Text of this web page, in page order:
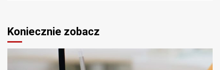
Koniecznie zobacz